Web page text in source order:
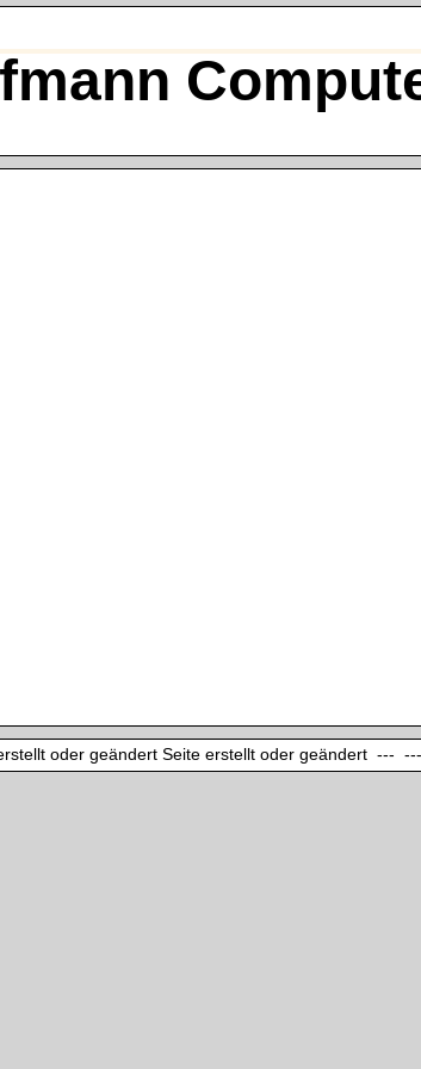
oder geändert Seite erstellt oder geändert ---